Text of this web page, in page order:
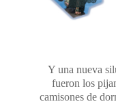
Y una nueva
fueron los
camisones de